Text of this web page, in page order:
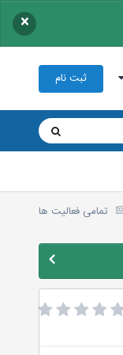
×
ثبت نام
تمامی فعالیت ها